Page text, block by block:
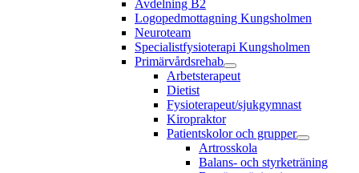
Avdelning B2
Logopedmottagning Kungsholmen
Neuroteam
Specialistfysioterapi Kungsholmen
Primärvårdsrehab
Arbetsterapeut
Dietist
Fysioterapeut/sjukgymnast
Kiropraktor
Patientskolor och grupper
Artrosskola
Balans- och styrketräning